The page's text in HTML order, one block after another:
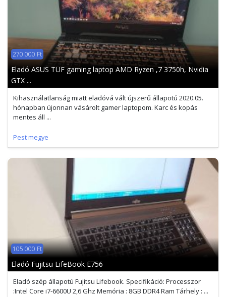
270 000 Ft
Eladó ASUS TUF gaming laptop AMD Ryzen ,7 3750h, Nvidia
GTX ...
Kihasználatlanság miatt eladóvá vált újszerű állapotú 2020.05.
hónapban újonnan vásárolt gamer laptopom. Karc és kopás
mentes áll ...
Pest megye
105 000 Ft
Eladó Fujitsu LifeBook E756
Eladó szép állapotú Fujitsu Lifebook. Specifikáció: Processzor
:Intel Core i7-6600U 2,6 Ghz Memória : 8GB DDR4 Ram Tárhely : ...